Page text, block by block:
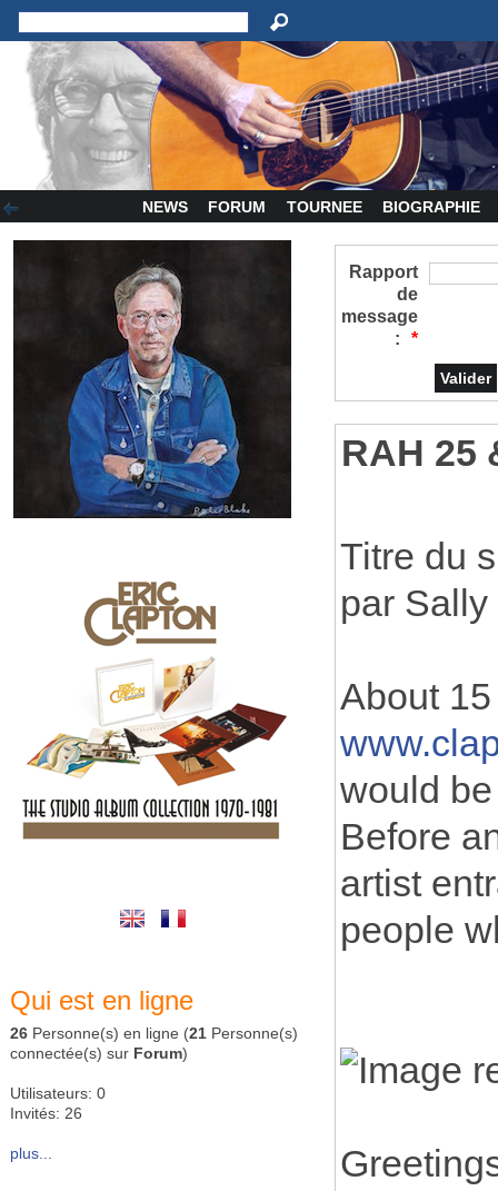
NEWS FORUM TOURNEE BIOGRAPHIE
Qui est en ligne
26 Personne(s) en ligne (21 Personne(s)
connectée(s) sur Forum)
Utilisateurs: 0
Invités: 26
plus...
Rapport
de
message
:
*
RAH 25
Titre du
par
About
would
Before
artist
people